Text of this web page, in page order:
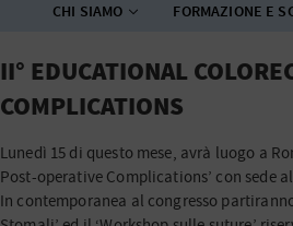
CHI SIAMO FORMAZIONE E
II° EDUCATIONAL
COMPLICATIONS
Lunedì 15 di questo mese, avrà luogo a
Post-operative Complications’ con sede
In contemporanea al congresso